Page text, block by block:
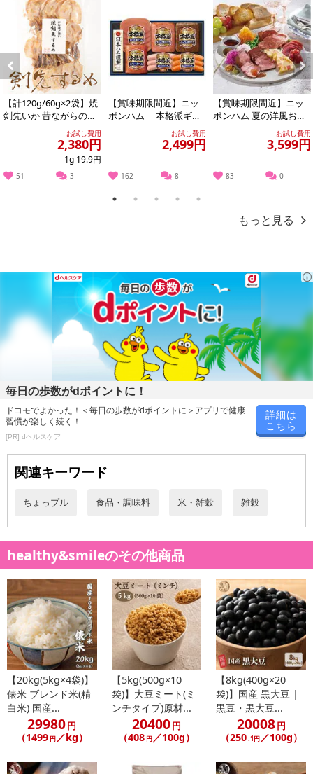
Previous
【計120g/60g×2袋】焼
剣先いか 昔ながらのお
つまみ珍味 イカ好きに
お試し費用
2,380円
1g 19.9円
51 3
【賞味期限間近】ニッ
ポンハム 本格派ギフ
お試し費用
2,499円
162 8
【賞味期限間近】ニッ
ポンハム 夏の洋風おつ
お試し費用
3,599円
83 0
Next
1 2 3 4 5
もっと見る
毎日の歩数がdポイントに！
ドコモでよかった！＜毎日の歩数がdポイントに＞アプリで健康
習慣が楽しく続く！
[PR] dヘルスケア
詳細は
こちら
関連キーワード
ちょっプル 食品・調味料 米・雑穀 雑穀
healthy&smileのその他商品
【20kg(5kg×4袋)】
俵米 ブレンド米(精
白米) 国産...
29980円
（1499 円／kg）
【5kg(500g×10
袋)】大豆ミート(ミ
ンチタイプ)原材...
20400円
（408 円／100g）
【8kg(400g×20
袋)】国産 黒大豆 |
黒豆・黒大豆...
20008円
（250.1円／100g）